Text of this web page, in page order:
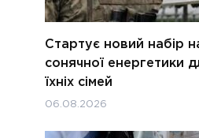
Стартує новий набір
сонячної енергетики
їхніх сімей
06.08.2026